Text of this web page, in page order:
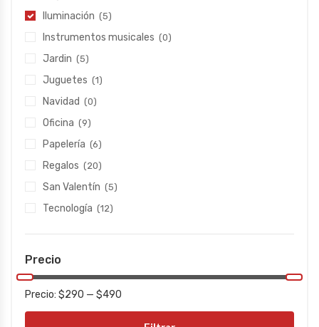
Iluminación (5)
Instrumentos musicales (0)
Jardin (5)
Juguetes (1)
Navidad (0)
Oficina (9)
Papelería (6)
Regalos (20)
San Valentín (5)
Tecnología (12)
Precio
Precio: $290 — $490